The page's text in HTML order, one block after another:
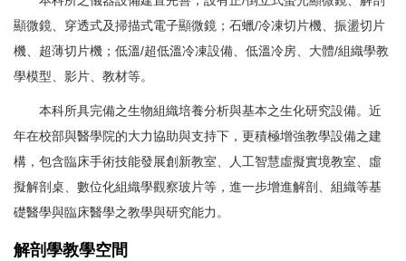
顯微鏡、穿透式及掃描式電子顯微鏡；石蠟/冷凍切片機、振盪切片
機、超薄切片機；低溫/超低溫冷凍設備、低溫冷房、大體/組織學教
學模型、影片、教材等。
本科所具完備之生物組織培養分析與基本之生化研究設備。近
年在校部與醫學院的大力協助與支持下，更積極增強教學設備之建
構，包含臨床手術技能發展創新教室、人工智慧虛擬實境教室、虛
擬解剖桌、數位化組織學觀察玻片等，進一步增進解剖、組織等基
礎醫學與臨床醫學之教學與研究能力。
解剖學教學空間